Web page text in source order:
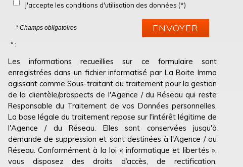
J'accepte les conditions d'utilisation des données (*)
* Champs obligatoires ENVOYER
* :
Les informations recueillies sur ce formulaire sont
enregistrées dans un fichier informatisé par La Boite Immo
agissant comme Sous-traitant du traitement pour la gestion
de la clientèle/prospects de l'Agence / du Réseau qui reste
Responsable du Traitement de vos Données personnelles.
La base légale du traitement repose sur l'intérêt légitime de
l'Agence / du Réseau. Elles sont conservées jusqu'à
demande de suppression et sont destinées à l'Agence / au
Réseau. Conformément à la loi « informatique et libertés »,
vous disposez des droits d’accès, de rectification,